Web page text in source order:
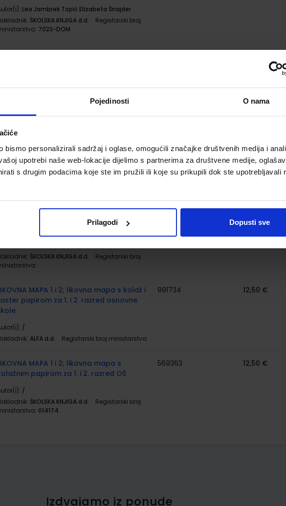
Pojedinosti O nama
bismo personalizirali sadržaj i oglase, omogućili značajke društvenih medija i
upotrebi naše web-lokacije dijelimo s partnerima za društvene medije,
s drugim podacima koje ste im pružili ili koje su prikupili dok ste upotrebljavali
Prilagodi Dopusti sve
Lea Jambrek Topić Elizabeta Šnajder
ŠKOLSKA KNJIGA d.d.
Registarski broj
7023-DOM
za drugi razred osnovne škole
Blaženka Rihter Karmen Toić Dlačić
ALFA d.d.
Registarski broj ministarstva:
DOM
kulture s dodatnim digitalnim
u drugom razredu osnovne
ŠKOLSKA KNJIGA d.d.
Registarski broj
MAPA 1 i 2; likovna mapa s kolaž i
papirom za 1. i 2. razred osnovne
/
ALFA d.d. Registarski broj ministarstva:
991734 12,50 €
MAPA 1 i 2; likovna mapa s
papirom za 1. i 2. razred OŠ
/
ŠKOLSKA KNJIGA d.d.
Registarski broj
014174
569363 12,50 €
Izdvajamo iz ponude